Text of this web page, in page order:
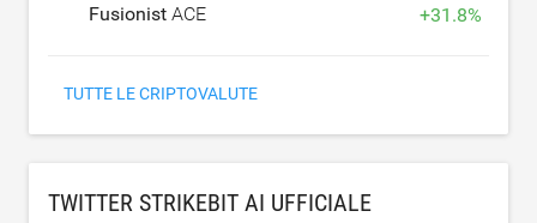
Fusionist ACE +31.8%
TUTTE LE CRIPTOVALUTE
TWITTER STRIKEBIT AI UFFICIALE